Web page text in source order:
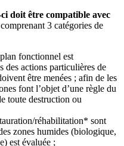
doit être compatible avec
3 catégories de
fonctionnel est
des actions particulières de
être menées ; afin de les
font l’objet d’une règle du
toute destruction ou
réhabilitation* sont
zones humides (biologique,
est évaluée ;